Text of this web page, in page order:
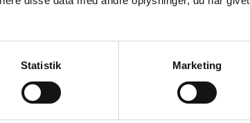
Statistik Marketing